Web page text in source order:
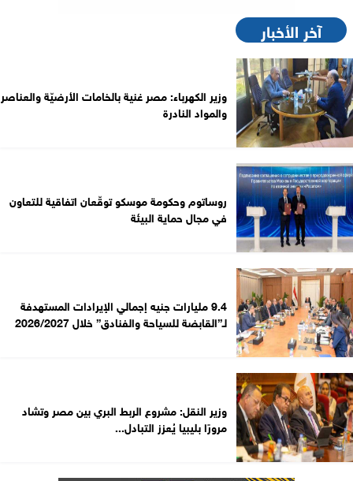
آخر الأخبار
وزير الكهرباء: مصر غنية بالخامات الأرضيّة والعناصر
والمواد النادرة
روساتوم وحكومة موسكو توقّعان اتفاقية للتعاون
في مجال حماية البيئة
9.4 مليارات جنيه إجمالي الإيرادات المستهدفة
لـ”القابضة للسياحة والفنادق” خلال 2026/2027
وزير النقل: مشروع الربط البري بين مصر وتشاد
مرورًا بليبيا يُعزز التبادل...